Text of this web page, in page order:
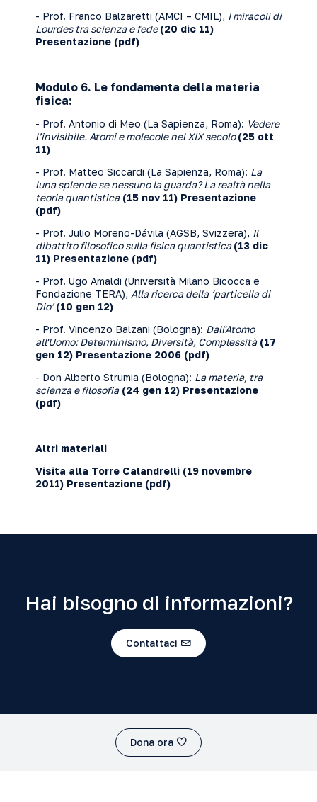
- Prof. Franco Balzaretti (AMCI – CMIL), I miracoli di
Lourdes tra scienza e fede(20 dic 11)
Presentazione (pdf)
Modulo 6. Le fondamenta della materia
fisica:
- Prof. Antonio di Meo (La Sapienza, Roma): Vedere
l’invisibile. Atomi e molecole nel XIX secolo (25 ott
11)
- Prof. Matteo Siccardi (La Sapienza, Roma): La
luna splende se nessuno la guarda? La realtà nella
teoria quantistica (15 nov 11) Presentazione
(pdf)
- Prof. Julio Moreno-Dávila (AGSB, Svizzera), Il
dibattito filosofico sulla fisica quantistica(13 dic
11) Presentazione (pdf)
- Prof. Ugo Amaldi (Università Milano Bicocca e
Fondazione TERA), Alla ricerca della ‘particella di
Dio’(10 gen 12)
- Prof. Vincenzo Balzani (Bologna): Dall'Atomo
all'Uomo: Determinismo, Diversità, Complessità (17
gen 12) Presentazione 2006 (pdf)
- Don Alberto Strumia (Bologna): La materia, tra
scienza e filosofia (24 gen 12) Presentazione
(pdf)
Altri materiali
Visita alla Torre Calandrelli (19 novembre
2011) Presentazione (pdf)
Hai bisogno di informazioni?
Contattaci
Dona ora